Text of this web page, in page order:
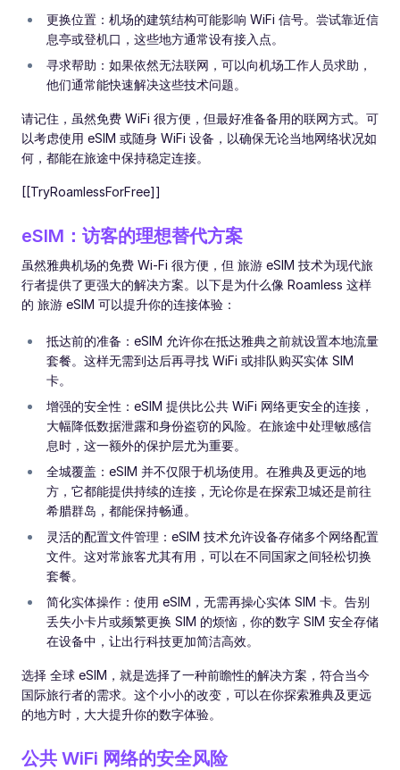
更换位置：机场的建筑结构可能影响 WiFi 信号。尝试靠近信
息亭或登机口，这些地方通常设有接入点。
寻求帮助：如果依然无法联网，可以向机场工作人员求助，
他们通常能快速解决这些技术问题。
请记住，虽然免费 WiFi 很方便，但最好准备备用的联网方式。可
以考虑使用 eSIM 或随身 WiFi 设备，以确保无论当地网络状况如
何，都能在旅途中保持稳定连接。
[[TryRoamlessForFree]]
eSIM：访客的理想替代方案
虽然雅典机场的免费 Wi-Fi 很方便，但 旅游 eSIM 技术为现代旅
行者提供了更强大的解决方案。以下是为什么像 Roamless 这样
的 旅游 eSIM 可以提升你的连接体验：
抵达前的准备：eSIM 允许你在抵达雅典之前就设置本地流量
套餐。这样无需到达后再寻找 WiFi 或排队购买实体 SIM
卡。
增强的安全性：eSIM 提供比公共 WiFi 网络更安全的连接，
大幅降低数据泄露和身份盗窃的风险。在旅途中处理敏感信
息时，这一额外的保护层尤为重要。
全城覆盖：eSIM 并不仅限于机场使用。在雅典及更远的地
方，它都能提供持续的连接，无论你是在探索卫城还是前往
希腊群岛，都能保持畅通。
灵活的配置文件管理：eSIM 技术允许设备存储多个网络配置
文件。这对常旅客尤其有用，可以在不同国家之间轻松切换
套餐。
简化实体操作：使用 eSIM，无需再操心实体 SIM 卡。告别
丢失小卡片或频繁更换 SIM 的烦恼，你的数字 SIM 安全存储
在设备中，让出行科技更加简洁高效。
选择 全球 eSIM，就是选择了一种前瞻性的解决方案，符合当今
国际旅行者的需求。这个小小的改变，可以在你探索雅典及更远
的地方时，大大提升你的数字体验。
公共 WiFi 网络的安全风险